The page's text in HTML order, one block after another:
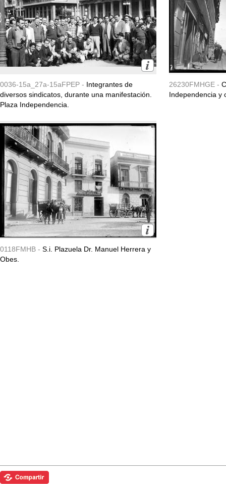
0036-15a_27a-15aFPEP - Integrantes de
diversos sindicatos, durante una manifestación.
Plaza Independencia.
26230FMHGE -
Independencia y
0118FMHB - S.i. Plazuela Dr. Manuel Herrera y
Obes.